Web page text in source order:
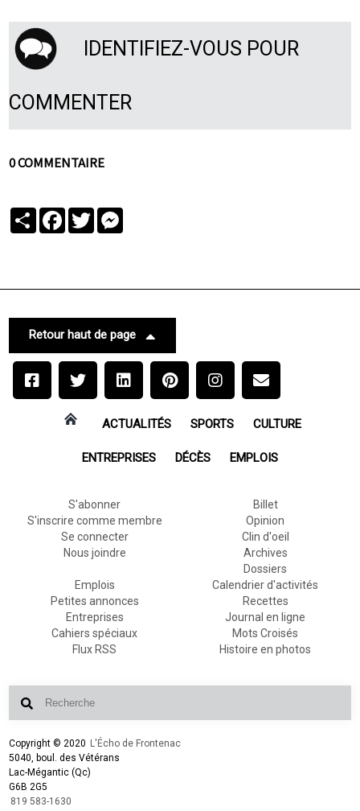
IDENTIFIEZ-VOUS POUR
COMMENTER
0 COMMENTAIRE
PartagerFacebook
Twitter
Retour haut de page
ACTUALITÉS SPORTS CULTURE
ENTREPRISES DÉCÈS EMPLOIS
S'abonner
S'inscrire comme membre
Se connecter
Nous joindre
Billet
Opinion
Clin d'oeil
Archives
Dossiers
Emplois
Petites annonces
Entreprises
Cahiers spéciaux
Flux RSS
Calendrier d'activités
Recettes
Journal en ligne
Mots Croisés
Histoire en photos
Copyright © 2020 L'Écho de Frontenac
5040, boul. des Vétérans
Lac-Mégantic (Qc)
G6B 2G5
819 583-1630